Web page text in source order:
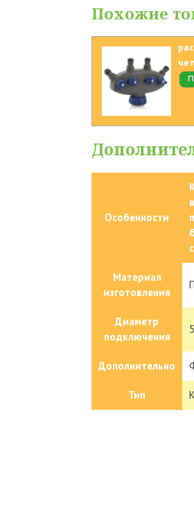
Похожие
Особенности
Материал
изготовления
Диаметр
подключения
Дополнительно
Тип